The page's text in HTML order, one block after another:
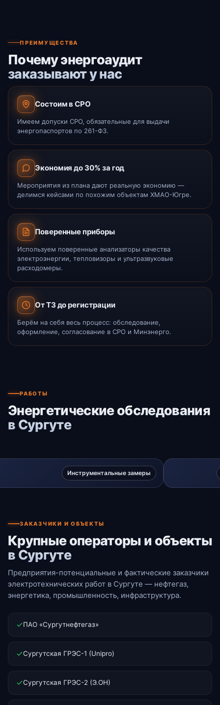
ПРЕИМУЩЕСТВА
Почему энергоаудит
заказывают у нас
Состоим в СРО
Имеем допуски СРО, обязательные для выдачи
энергопаспортов по 261-ФЗ.
Экономия до 30% за год
Мероприятия из плана дают реальную экономию —
делимся кейсами по похожим объектам ХМАО-Югре.
Поверенные приборы
Используем поверенные анализаторы качества
электроэнергии, тепловизоры и ультразвуковые
расходомеры.
От ТЗ до регистрации
Берём на себя весь процесс: обследование,
оформление, согласование в СРО и Минэнерго.
РАБОТЫ
Энергетические обследования
в Сургуте
Инструментальные замеры
ЗАКАЗЧИКИ И ОБЪЕКТЫ
Крупные операторы и объекты
в Сургуте
Предприятия-потенциальные и фактические заказчики
электротехнических работ в Сургуте — нефтегаз,
энергетика, промышленность, инфраструктура.
ПАО «Сургутнефтегаз»
Сургутская ГРЭС-1 (Unipro)
Сургутская ГРЭС-2 (Э.ОН)